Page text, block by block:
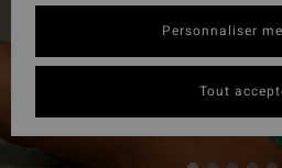
Personnaliser
Tout